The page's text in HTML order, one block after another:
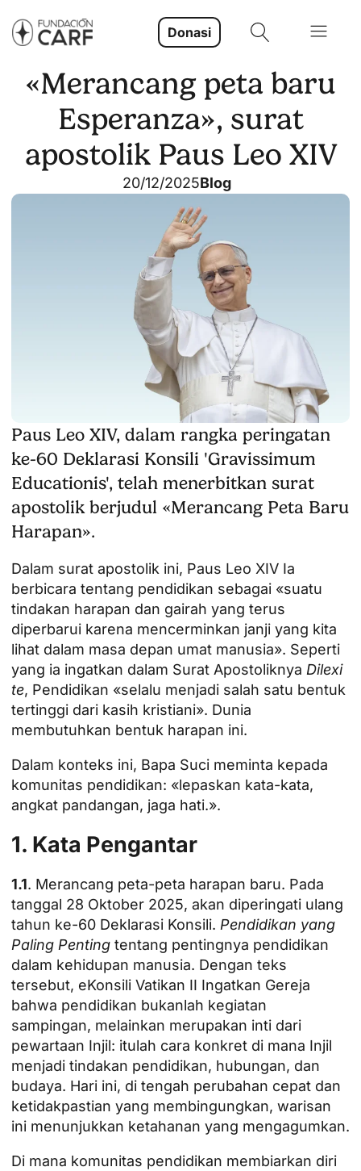
Donasi
«Merancang peta baru
Esperanza», surat
apostolik Paus Leo XIV
20/12/2025Blog
Paus Leo XIV, dalam rangka peringatan
ke-60 Deklarasi Konsili 'Gravissimum
Educationis', telah menerbitkan surat
apostolik berjudul «Merancang Peta Baru
Harapan».
Dalam surat apostolik ini, Paus Leo XIV Ia
berbicara tentang pendidikan sebagai «suatu
tindakan harapan dan gairah yang terus
diperbarui karena mencerminkan janji yang kita
lihat dalam masa depan umat manusia». Seperti
yang ia ingatkan dalam Surat Apostoliknya Dilexi
te, Pendidikan «selalu menjadi salah satu bentuk
tertinggi dari kasih kristiani». Dunia
membutuhkan bentuk harapan ini.
Dalam konteks ini, Bapa Suci meminta kepada
komunitas pendidikan: «lepaskan kata-kata,
angkat pandangan, jaga hati.».
1. Kata Pengantar
1.1. Merancang peta-peta harapan baru. Pada
tanggal 28 Oktober 2025, akan diperingati ulang
tahun ke-60 Deklarasi Konsili. Pendidikan yang
Paling Penting tentang pentingnya pendidikan
dalam kehidupan manusia. Dengan teks
tersebut, eKonsili Vatikan II Ingatkan Gereja
bahwa pendidikan bukanlah kegiatan
sampingan, melainkan merupakan inti dari
pewartaan Injil: itulah cara konkret di mana Injil
menjadi tindakan pendidikan, hubungan, dan
budaya. Hari ini, di tengah perubahan cepat dan
ketidakpastian yang membingungkan, warisan
ini menunjukkan ketahanan yang mengagumkan.
Di mana komunitas pendidikan membiarkan diri